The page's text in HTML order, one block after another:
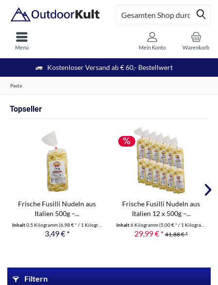
Kostenloser Versand ab € 60,- Bestellwert
Menü Warenkorb
Mein Konto
Pasta
Topseller
Frische Fusilli Nudeln aus
Italien 500g –...
Inhalt0.5 Kilogramm(6,98 € * / 1 Kilogramm)
3,49 € *
Frische Fusilli Nudeln aus
Italien 12 x 500g –...
Inhalt6 Kilogramm(5,00 € * / 1 Kilogramm)
29,99 € * 41,88 € *
Filtern